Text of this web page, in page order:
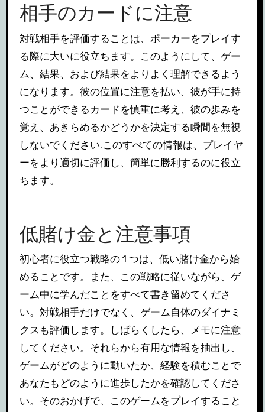
相手のカードに注意
対戦相手を評価することは、ポーカーをプレイす
る際に大いに役立ちます。このようにして、ゲー
ム、結果、および結果をよりよく理解できるよう
になります。彼の位置に注意を払い、彼が手に持
つことができるカードを慎重に考え、彼の歩みを
覚え、あきらめるかどうかを決定する瞬間を無視
しないでください.このすべての情報は、プレイヤ
ーをより適切に評価し、簡単に勝利するのに役立
ちます。
低賭け金と注意事項
初心者に役立つ戦略の 1 つは、低い賭け金から始
めることです。また、この戦略に従いながら、ゲ
ーム中に学んだことをすべて書き留めてくださ
い。対戦相手だけでなく、ゲーム自体のダイナミ
クスも評価します。しばらくしたら、メモに注意
してください。それらから有用な情報を抽出し、
ゲームがどのように動いたか、経験を積むことで
あなたもどのように進歩したかを確認してくださ
い。そのおかげで、このゲームをプレイすること